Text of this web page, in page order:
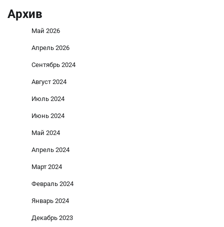
Архив
Май 2026
Апрель 2026
Сентябрь 2024
Август 2024
Июль 2024
Июнь 2024
Май 2024
Апрель 2024
Март 2024
Февраль 2024
Январь 2024
Декабрь 2023